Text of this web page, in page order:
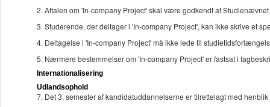
2. Aftalen om 'In-company Project' skal være godkendt af
3. Studerende, der deltager i 'In-company Project', kan ikke skrive et
4. Deltagelse i 'In-company Project' må ikke lede til
5. Nærmere bestemmelser om 'In-company Project' er fastsat i
Internationalisering
Udlandsophold
7. Det 3. semester af kandidatuddannelserne er tilrettelagt med